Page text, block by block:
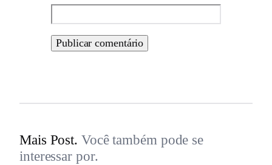
Mais Post. Você também pode se
interessar por.